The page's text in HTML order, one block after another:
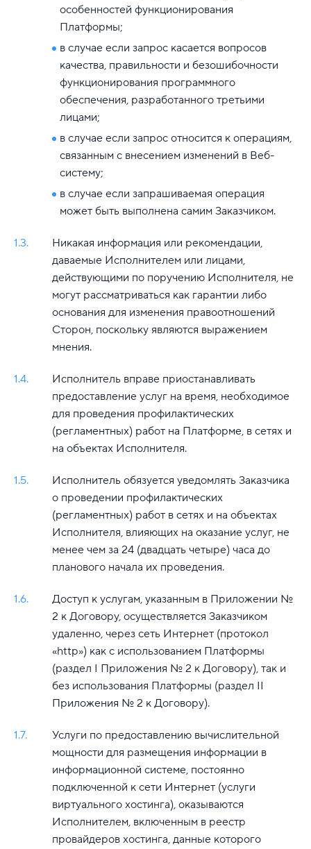
особенностей функционирования
Платформы;
в случае если запрос касается вопросов
качества, правильности и безошибочности
функционирования программного
обеспечения, разработанного третьими
лицами;
в случае если запрос относится к операциям,
связанным с внесением изменений в Веб-
систему;
в случае если запрашиваемая операция
может быть выполнена самим Заказчиком.
1.3.
Никакая информация или рекомендации,
даваемые Исполнителем или лицами,
действующими по поручению Исполнителя, не
могут рассматриваться как гарантии либо
основания для изменения правоотношений
Сторон, поскольку являются выражением
мнения.
1.4.
Исполнитель вправе приостанавливать
предоставление услуг на время, необходимое
для проведения профилактических
(регламентных) работ на Платформе, в сетях и
на объектах Исполнителя.
1.5.
Исполнитель обязуется уведомлять Заказчика
о проведении профилактических
(регламентных) работ в сетях и на объектах
Исполнителя, влияющих на оказание услуг, не
менее чем за 24 (двадцать четыре) часа до
планового начала их проведения.
1.6.
Доступ к услугам, указанным в Приложении №
2 к Договору, осуществляется Заказчиком
удаленно, через сеть Интернет (протокол
«http») как с использованием Платформы
(раздел I Приложения № 2 к Договору), так и
без использования Платформы (раздел II
Приложения № 2 к Договору).
1.7.
Услуги по предоставлению вычислительной
мощности для размещения информации в
информационной системе, постоянно
подключенной к сети Интернет (услуги
виртуального хостинга), оказываются
Исполнителем, включенным в реестр
провайдеров хостинга, данные которого